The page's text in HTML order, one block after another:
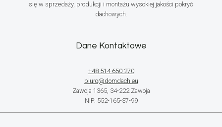
się w sprzedaży, produkcji i montażu wysokiej jakości pokryć
dachowych.
Dane Kontaktowe
+48 514 650 270
biuro@domdach.eu
Zawoja 1365, 34-222 Zawoja
NIP: 552-165-37-99